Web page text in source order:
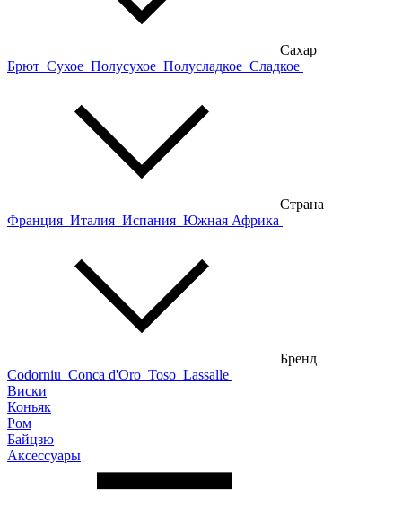
Сахар
Брют Сухое Полусухое Полусладкое Сладкое
Страна
Франция Италия Испания Южная Африка
Бренд
Codorniu Conca d'Oro Toso Lassalle
Виски
Коньяк
Ром
Байцзю
Аксессуары